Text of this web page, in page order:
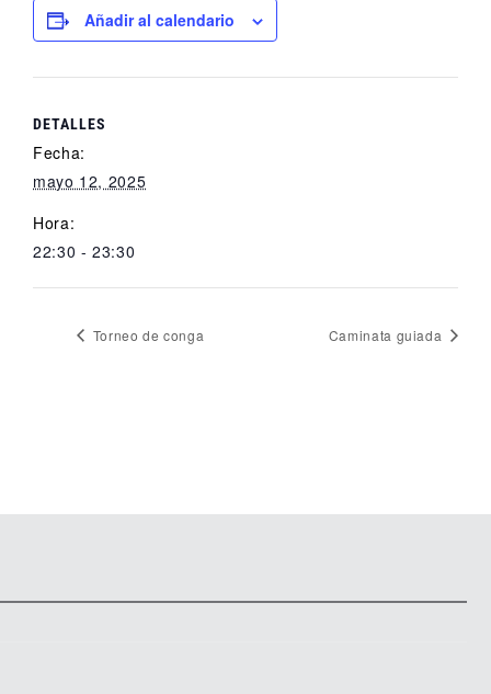
Añadir al calendario
DETALLES
Fecha:
mayo 12, 2025
Hora:
22:30 - 23:30
Torneo de conga Caminata guiada